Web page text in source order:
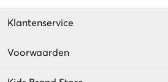
Klantenservice
Voorwaarden